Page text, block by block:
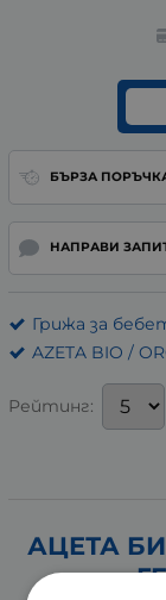
БЪРЗА
НАПРАВИ
Грижа за
AZETA BIO /
Рейтинг:
АЦЕТА